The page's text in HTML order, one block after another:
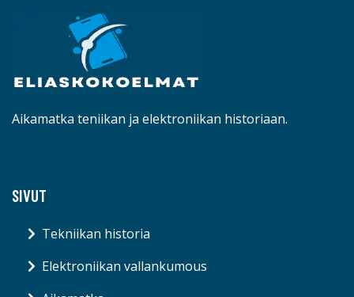
Aikamatka teniikan ja elektroniikan historiaan.
SIVUT
Tekniikan historia
Elektroniikan vallankumous